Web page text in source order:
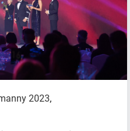
2023,